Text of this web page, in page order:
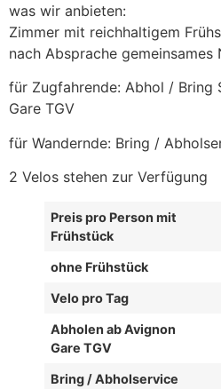
was wir anbieten:
Zimmer mit reichhaltigem
nach Absprache gemeinsames
für Zugfahrende: Abhol / Bring
Gare TGV
für Wandernde: Bring /
2 Velos stehen zur Verfügung
Preis pro Person mit
Frühstück
ohne Frühstück
Velo pro Tag
Abholen ab Avignon
Gare TGV
Bring / Abholservice